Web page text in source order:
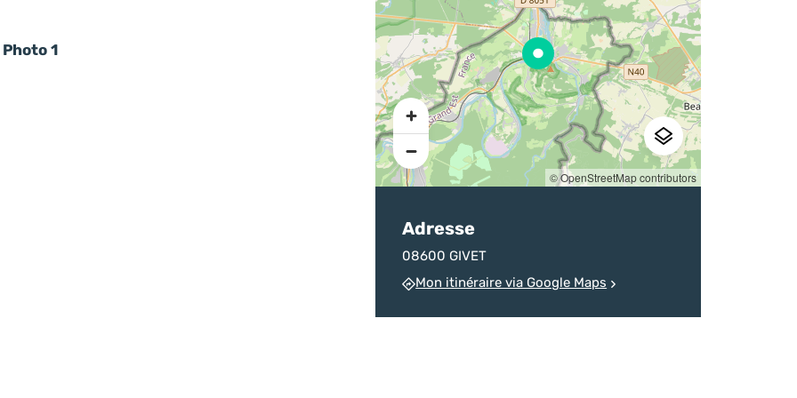
sur la destination
Ardenne
d’un homicide
devenu monument
Pratique
chineurs
Photo 1
© OpenStreetMap contributors
Adresse
08600 GIVET
Mon itinéraire via Google Maps